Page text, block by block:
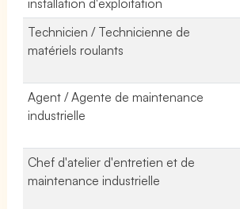
Technicien / Technicienne de
matériels roulants
Agent / Agente de maintenance
industrielle
Chef d'atelier d'entretien et de
maintenance industrielle